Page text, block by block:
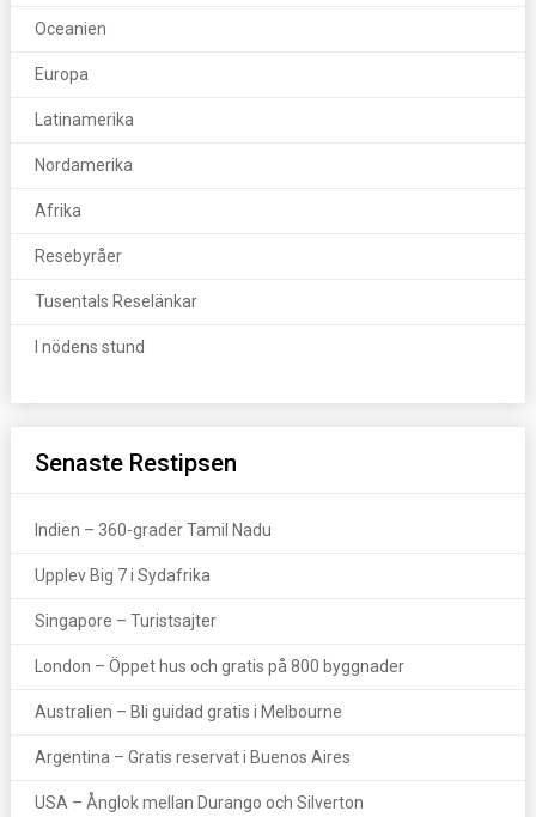
Oceanien
Europa
Latinamerika
Nordamerika
Afrika
Resebyråer
Tusentals Reselänkar
I nödens stund
Senaste Restipsen
Indien – 360-grader Tamil Nadu
Upplev Big 7 i Sydafrika
Singapore – Turistsajter
London – Öppet hus och gratis på 800 byggnader
Australien – Bli guidad gratis i Melbourne
Argentina – Gratis reservat i Buenos Aires
USA – Ånglok mellan Durango och Silverton